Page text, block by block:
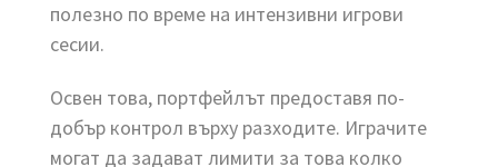
полезно по време на интензивни игрови
сесии.
Освен това, портфейлът предоставя по-
добър контрол върху разходите. Играчите
могат да задават лимити за това колко